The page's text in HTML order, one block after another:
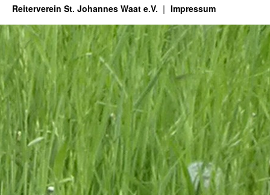
Reiterverein St. Johannes Waat e.V. Impressum